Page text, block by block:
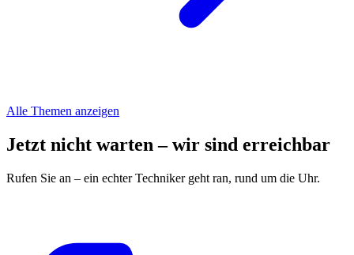
Alle Themen anzeigen
Jetzt nicht warten – wir sind erreichbar
Rufen Sie an – ein echter Techniker geht ran, rund um die Uhr.